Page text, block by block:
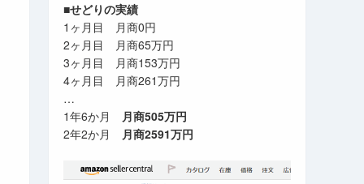
■せどりの実績
1ヶ月目 月商0円
2ヶ月目 月商65万円
3ヶ月目 月商153万円
4ヶ月目 月商261万円
…
1年6か月 月商505万円
2年2か月 月商2591万円